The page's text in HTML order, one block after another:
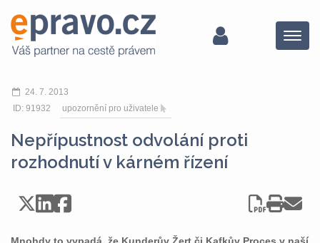
Menu
24. 7. 2013
ID: 91932
upozornění pro uživatele
Nepřípustnost odvolání proti
rozhodnutí v kárném řízení